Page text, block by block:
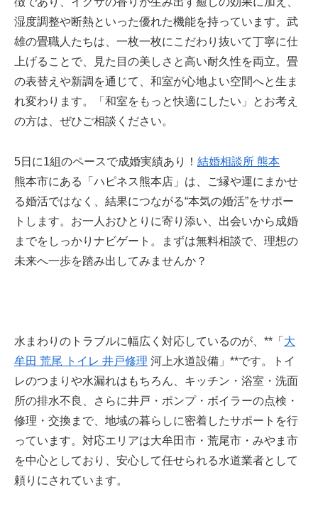
湿度調整や断熱といった優れた機能を持っています。武
雄の畳職人たちは、一枚一枚にこだわり抜いて丁寧に仕
上げることで、見た目の美しさと高い耐久性を両立。畳
の表替えや新調を通じて、和室が心地よい空間へと生ま
れ変わります。「和室をもっと快適にしたい」とお考え
の方は、ぜひご相談ください。
5日に1組のペースで成婚実績あり！ 結婚相談所 熊本
熊本市にある「ハピネス熊本店」は、ご縁や運にまかせ
る婚活ではなく、結果につながる“本気の婚活”をサポー
トします。お一人おひとりに寄り添い、出会いから成婚
までをしっかりナビゲート。まずは無料相談で、理想の
未来へ一歩を踏み出してみませんか？
水まわりのトラブルに幅広く対応しているのが、**「 大
牟田 荒尾 トイレ 井戸修理 河上水道設備」**です。トイ
レのつまりや水漏れはもちろん、キッチン・浴室・洗面
所の排水不良、さらに井戸・ポンプ・ボイラーの点検・
修理・交換まで、地域の暮らしに密着したサポートを行
っています。対応エリアは大牟田市・荒尾市・みやま市
を中心としており、安心して任せられる水道業者として
頼りにされています。